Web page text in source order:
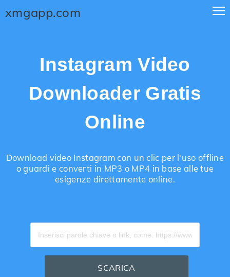
xmgapp.com
Instagram Video
Downloader Gratis
Online
Download video Instagram con un clic per l'uso offline
o guardi e converti in MP3 o MP4 in base alle tue
esigenze direttamente online.
SCARICA